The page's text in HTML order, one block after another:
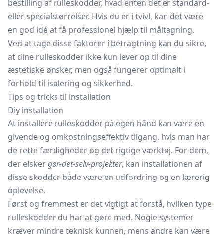
bestilling af rulleskodder, hvad enten det er standard-
eller specialstørrelser. Hvis du er i tvivl, kan det være
en god idé at få professionel hjælp til måltagning.
Ved at tage disse faktorer i betragtning kan du sikre,
at dine rulleskodder ikke kun lever op til dine
æstetiske ønsker, men også fungerer optimalt i
forhold til isolering og sikkerhed.
Tips og tricks til installation
Diy installation
At installere rulleskodder på egen hånd kan være en
givende og omkostningseffektiv tilgang, hvis man har
de rette færdigheder og det rigtige værktøj. For dem,
der elskergør-det-selv-projekter, kan installationen af
disse skodder både være en udfordring og en lærerig
oplevelse.
Først og fremmest er det vigtigt at forstå, hvilken type
rulleskodder du har at gøre med. Nogle systemer
kræver mindre teknisk kunnen, mens andre kan være